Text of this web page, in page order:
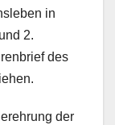
in
2.
des
der